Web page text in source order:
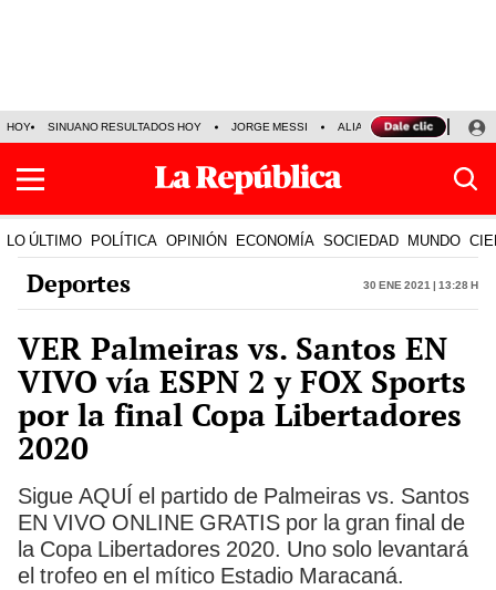
HOY SINUANO RESULTADOS HOY JORGE MESSI ALIANZA LIMA VS SPORT
LO ÚLTIMO POLÍTICA OPINIÓN ECONOMÍA SOCIEDAD MUNDO
Deportes 30 Ene 2021 | 13:28 h
VER Palmeiras vs. Santos EN
VIVO vía ESPN 2 y FOX Sports
por la final Copa Libertadores
2020
Sigue AQUÍ el partido de Palmeiras vs. Santos
EN VIVO ONLINE GRATIS por la gran final de
la Copa Libertadores 2020. Uno solo levantará
el trofeo en el mítico Estadio Maracaná.